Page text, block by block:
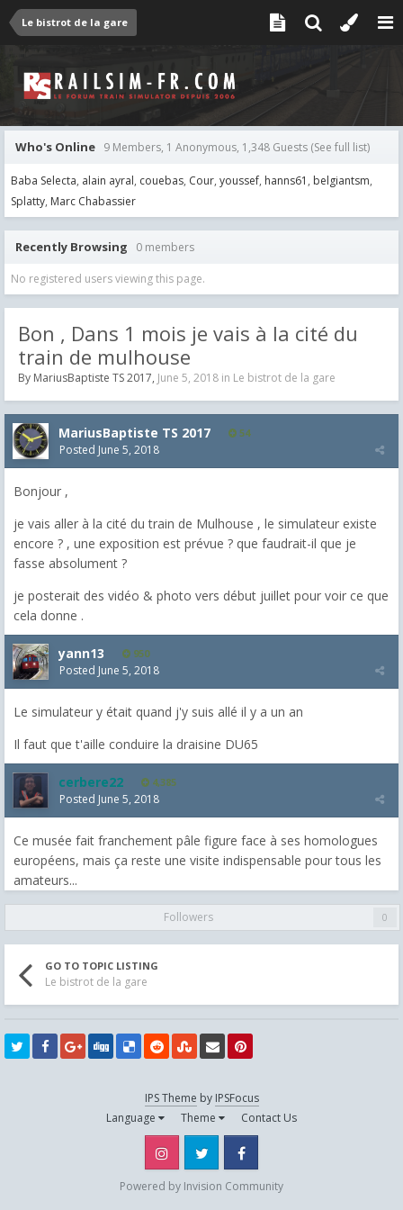
Le bistrot de la gare
Who's Online 9 Members, 1 Anonymous, 1,348 Guests (See full list)
Baba Selecta alain ayral couebas Cour youssef hanns61 belgiantsm
Splatty Marc Chabassier
Recently Browsing 0 members
No registered users viewing this page.
Bon , Dans 1 mois je vais à la cité du
train de mulhouse
By MariusBaptiste TS 2017, June 5, 2018 in Le bistrot de la gare
MariusBaptiste TS 2017 54
Posted June 5, 2018
Bonjour ,
je vais aller à la cité du train de Mulhouse , le simulateur existe
encore ? , une exposition est prévue ? que faudrait-il que je
fasse absolument ?
je posterait des vidéo & photo vers début juillet pour voir ce que
cela donne .
yann13 950
Posted June 5, 2018
Le simulateur y était quand j'y suis allé il y a un an
Il faut que t'aille conduire la draisine DU65
cerbere22 4,385
Posted June 5, 2018
Ce musée fait franchement pâle figure face à ses homologues
européens, mais ça reste une visite indispensable pour tous les
amateurs...
Followers 0
GO TO TOPIC LISTING
Le bistrot de la gare
IPS Theme by IPSFocus
Language
Theme Contact Us
Instagram Twitter
Powered by Invision Community